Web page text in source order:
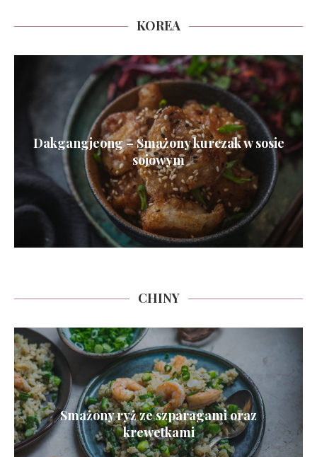
KOREA
Dakgangjeong – Smażony kurczak w sosie
sojowym
CHINY
Smażony ryż ze szparagami oraz
krewetkami